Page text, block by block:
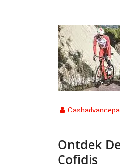
Ontdek
Cofidis